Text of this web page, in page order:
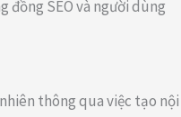
đồng SEO và người dùng
thông qua việc tạo nội